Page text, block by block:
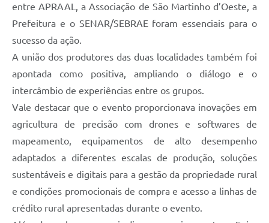
entre APRAAL, a Associação de São Martinho d’Oeste, a
Prefeitura e o SENAR/SEBRAE foram essenciais para o
sucesso da ação.
A união dos produtores das duas localidades também foi
apontada como positiva, ampliando o diálogo e o
intercâmbio de experiências entre os grupos.
Vale destacar que o evento proporcionava inovações em
agricultura de precisão com drones e softwares de
mapeamento, equipamentos de alto desempenho
adaptados a diferentes escalas de produção, soluções
sustentáveis e digitais para a gestão da propriedade rural
e condições promocionais de compra e acesso a linhas de
crédito rural apresentadas durante o evento.